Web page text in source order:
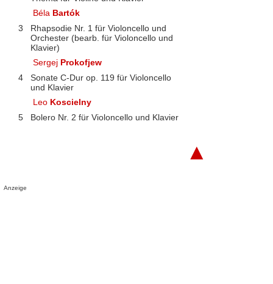
Béla Bartók
3
Rhapsodie Nr. 1 für Violoncello und
Orchester (bearb. für Violoncello und
Klavier)
Sergej Prokofjew
4
Sonate C-Dur op. 119 für Violoncello
und Klavier
Leo Koscielny
5
Bolero Nr. 2 für Violoncello und Klavier
▲
Anzeige